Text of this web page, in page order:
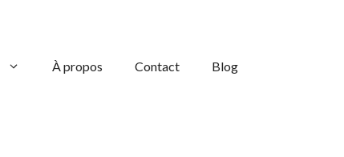
À propos Contact Blog